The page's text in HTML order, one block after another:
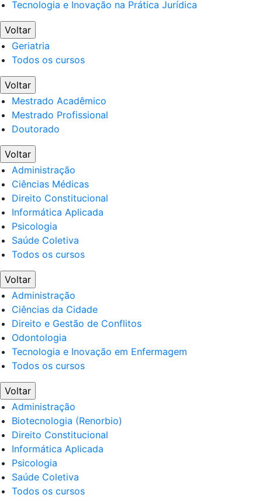
Tecnologia e Inovação na Prática Jurídica
Voltar
Geriatria
Todos os cursos
Voltar
Mestrado Acadêmico
Mestrado Profissional
Doutorado
Voltar
Administração
Ciências Médicas
Direito Constitucional
Informática Aplicada
Psicologia
Saúde Coletiva
Todos os cursos
Voltar
Administração
Ciências da Cidade
Direito e Gestão de Conflitos
Odontologia
Tecnologia e Inovação em Enfermagem
Todos os cursos
Voltar
Administração
Biotecnologia (Renorbio)
Direito Constitucional
Informática Aplicada
Psicologia
Saúde Coletiva
Todos os cursos